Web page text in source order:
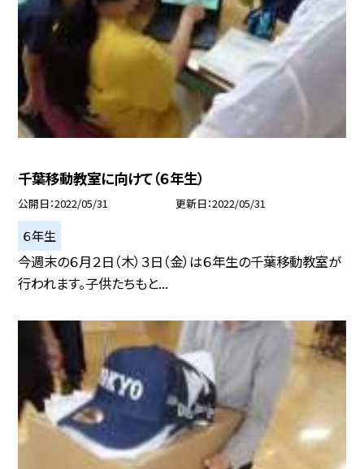
千葉移動教室に向けて（６年生）
公開日 2022/05/31 更新日 2022/05/31
６年生
今週末の６月２日（木）３日（金）は６年生の千葉移動教室が
行われます。子供たちもと...